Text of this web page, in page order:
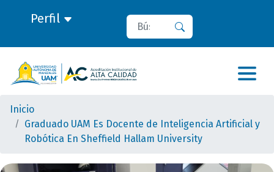
Perfil Buscar
Inicio
Graduado UAM Es Docente de Inteligencia Artificial y
Robótica En Sheffield Hallam University